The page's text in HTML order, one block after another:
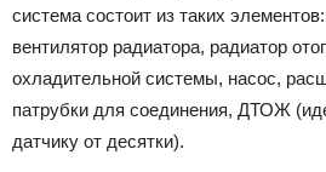
система состоит из таких
вентилятор радиатора, радиатор
охладительной системы, насос,
патрубки для соединения, ДТОЖ
датчику от десятки).